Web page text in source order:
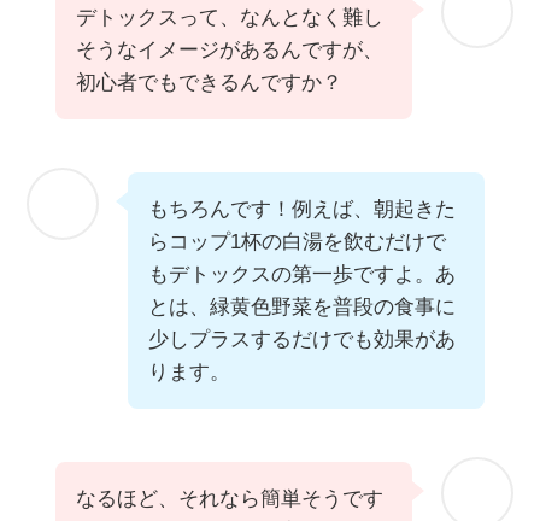
デトックスって、なんとなく難し
そうなイメージがあるんですが、
初心者でもできるんですか？
もちろんです！例えば、朝起きた
らコップ1杯の白湯を飲むだけで
もデトックスの第一歩ですよ。あ
とは、緑黄色野菜を普段の食事に
少しプラスするだけでも効果があ
ります。
なるほど、それなら簡単そうです